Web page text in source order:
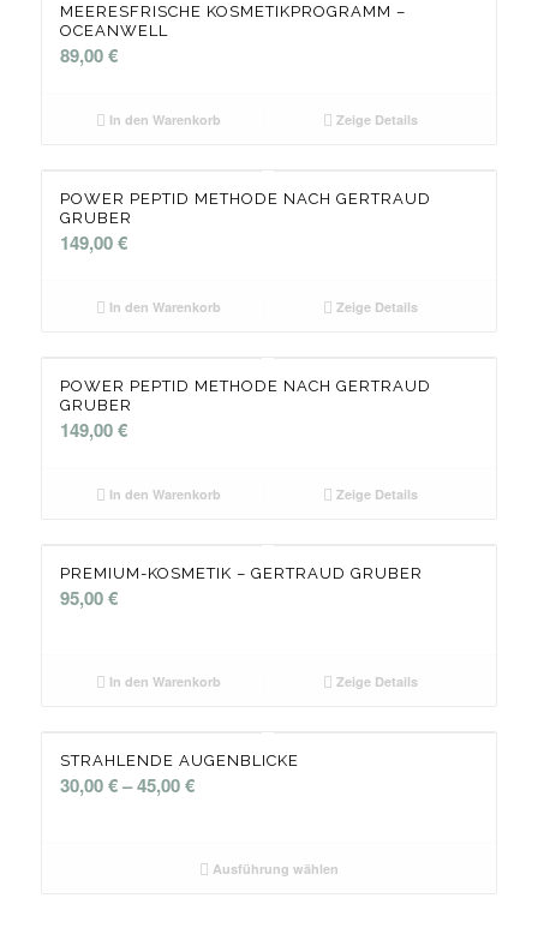
MEERESFRISCHE KOSMETIKPROGRAMM –
OCEANWELL
89,00€
In den Warenkorb Zeige Details
POWER PEPTID METHODE NACH GERTRAUD
GRUBER
149,00€
In den Warenkorb Zeige Details
POWER PEPTID METHODE NACH GERTRAUD
GRUBER
149,00€
In den Warenkorb Zeige Details
PREMIUM-KOSMETIK – GERTRAUD GRUBER
95,00€
In den Warenkorb Zeige Details
STRAHLENDE AUGENBLICKE
30,00€–45,00€
Ausführung wählen